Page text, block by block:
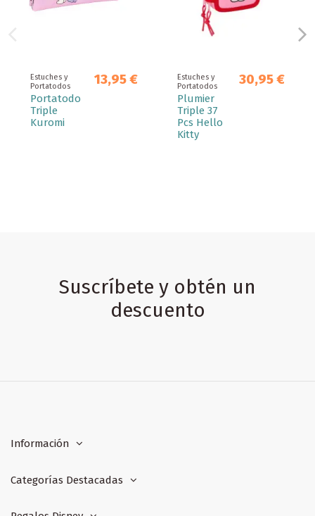
Estuches y
Portatodos
Portatodo
Triple
Kuromi
13,95 €
Estuches y
Portatodos
Plumier
Triple 37
Pcs Hello
Kitty
30,95 €
Suscríbete y obtén un
descuento
Información
Categorías Destacadas